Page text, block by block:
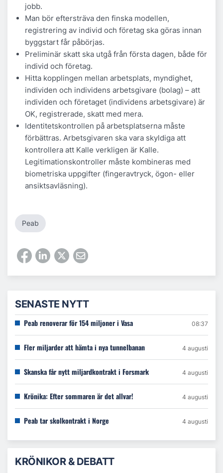
jobb.
Man bör eftersträva den finska modellen,
registrering av individ och företag ska göras innan
byggstart får påbörjas.
Preliminär skatt ska utgå från första dagen, både för
individ och företag.
Hitta kopplingen mellan arbetsplats, myndighet,
individen och individens arbetsgivare (bolag) – att
individen och företaget (individens arbetsgivare) är
OK, registrerade, skatt med mera.
Identitetskontrollen på arbetsplatserna måste
förbättras. Arbetsgivaren ska vara skyldiga att
kontrollera att Kalle verkligen är Kalle.
Legitimationskontroller måste kombineras med
biometriska uppgifter (fingeravtryck, ögon- eller
ansiktsavläsning).
Peab
SENASTE NYTT
Peab renoverar för 154 miljoner i Vasa 08:37
Fler miljarder att hämta i nya tunnelbanan 4 augusti
Skanska får nytt miljardkontrakt i Forsmark 4 augusti
Krönika: Efter sommaren är det allvar! 4 augusti
Peab tar skolkontrakt i Norge 4 augusti
KRÖNIKOR & DEBATT